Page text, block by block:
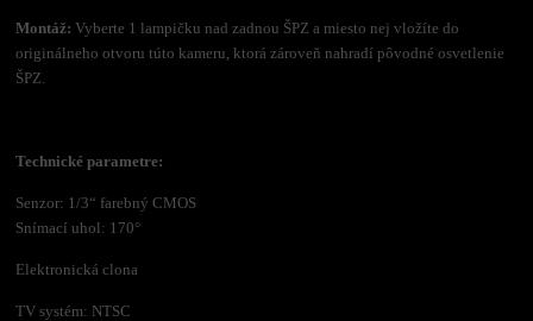
Montáž: Vyberte 1 lampičku nad zadnou ŠPZ a miesto nej vložíte do
originálneho otvoru túto kameru, ktorá zároveň nahradí pôvodné osvetlenie
ŠPZ.
Technické parametre:
Senzor: 1/3“ farebný CMOS
Snímací uhol: 170°
Elektronická clona
TV systém: NTSC